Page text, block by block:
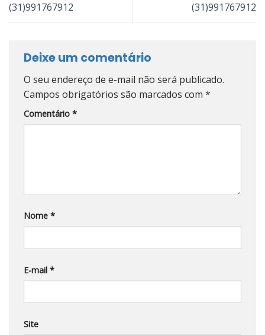
(31)991767912
(31)991767912
Deixe um comentário
O seu endereço de e-mail não será publicado.
Campos obrigatórios são marcados com *
Comentário *
Nome *
E-mail *
Site